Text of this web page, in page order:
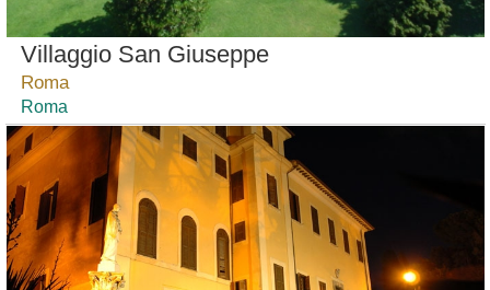
Villaggio San Giuseppe
Roma
Roma